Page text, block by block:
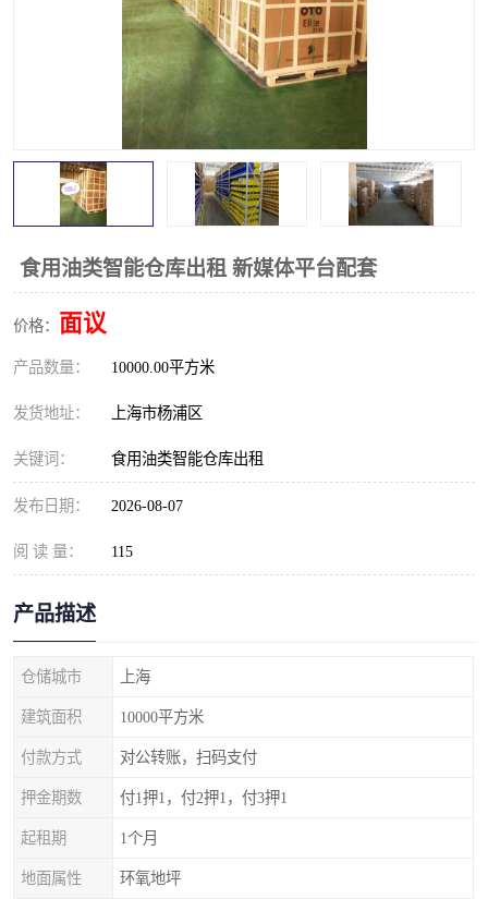
食用油类智能仓库出租 新媒体平台配套
价格： 面议
产品数量： 10000.00平方米
发货地址： 上海市杨浦区
关键词： 食用油类智能仓库出租
发布日期： 2026-08-07
阅 读 量： 115
产品描述
仓储城市 上海
建筑面积 10000平方米
付款方式 对公转账，扫码支付
押金期数 付1押1，付2押1，付3押1
起租期 1个月
地面属性 环氧地坪
上海托管仓库